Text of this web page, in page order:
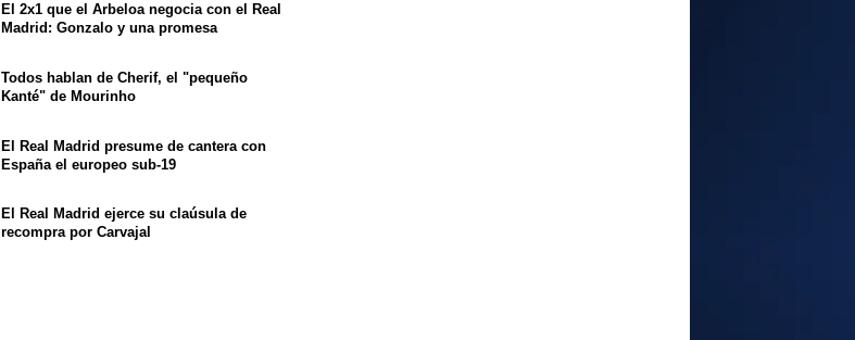
El 2x1 que el Arbeloa negocia con el Real
Madrid: Gonzalo y una promesa
Todos hablan de Cherif, el "pequeño
Kanté" de Mourinho
El Real Madrid presume de cantera con
España el europeo sub-19
El Real Madrid ejerce su claúsula de
recompra por Carvajal